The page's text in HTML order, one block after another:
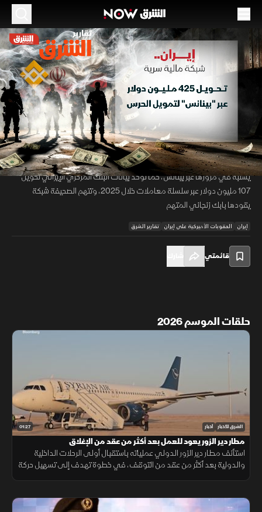
00:12 /01:32
إيران تبني شبكة مالية مشفرة لتجاوز العقوبات عبر
منصات دولية
تقارير الشرق
تشير تقارير وول ستريت جورنال إلى أن إيران رغم العقوبات طورت نظاماً مالياً
موازياً يعتمد على الأصول المشفرة عبر تحويلات تقدر بنحو 425 مليون دولار
يشتبه في مرورها عبر بينانس، كما تؤكد بيانات البنك المركزي الإيراني تحويل
107 مليون دولار عبر سلسلة معاملات خلال 2025، وتتهم الصحيفة شبكة
يقودها بابك زنجاني المتهم
إيران العقوبات الأميركية على إيران تقارير الشرق
قائمتي
حلقات الموسم 2026
01:27 الشرق للأخبار أخبار
مطار دير الزور يعود للعمل بعد أكثر من عقد من الإغلاق
استأنف مطار دير الزور الدولي عملياته باستقبال أولى الرحلات الداخلية
والدولية بعد أكثر من عقد من التوقف، في خطوة تهدف إلى تسهيل حركة